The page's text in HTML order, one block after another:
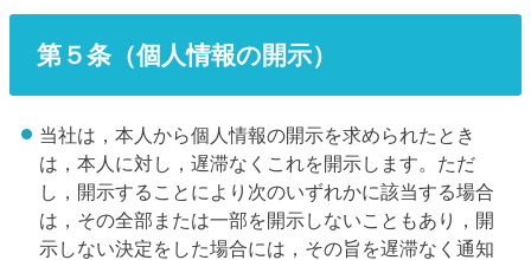
第５条（個人情報の開示）
当社は，本人から個人情報の開示を求められたとき
は，本人に対し，遅滞なくこれを開示します。ただ
し，開示することにより次のいずれかに該当する場合
は，その全部または一部を開示しないこともあり，開
示しない決定をした場合には，その旨を遅滞なく通知